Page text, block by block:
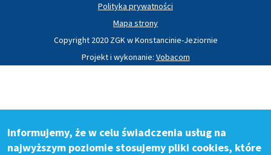
Informujemy, że w celu świadczenia usług na
najwyższym poziomie stosujemy pliki cookies, które
Copyright 2020 ZGK w Konstancinie-Jeziornie
Polityka prywatności
Mapa strony
Projekt i wykonanie: Vobacom